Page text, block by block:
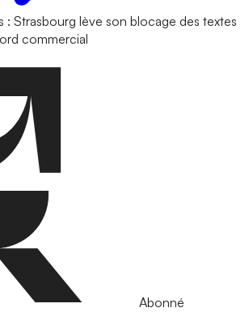
: Strasbourg lève son blocage des textes
commercial
Abonné